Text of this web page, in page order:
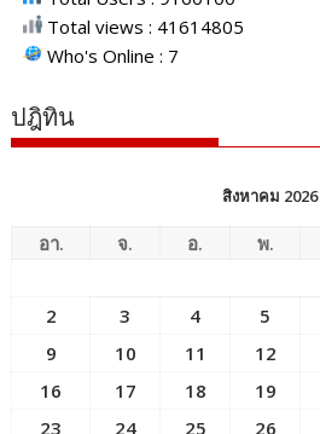
Total views : 41614805
Who's Online : 7
ปฎิทิน
สิงหาคม 2026
อา. จ. อ. พ.
2
3 4 5
9
10 11 12
16
17 18 19
23
24 25 26